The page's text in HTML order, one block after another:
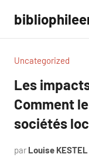
contenu
Uncategorized
Les
Comment
sociétés
par Louise KESTEL